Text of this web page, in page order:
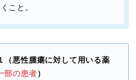
こと。
（悪性腫瘍に対して用いる薬
部の患者）